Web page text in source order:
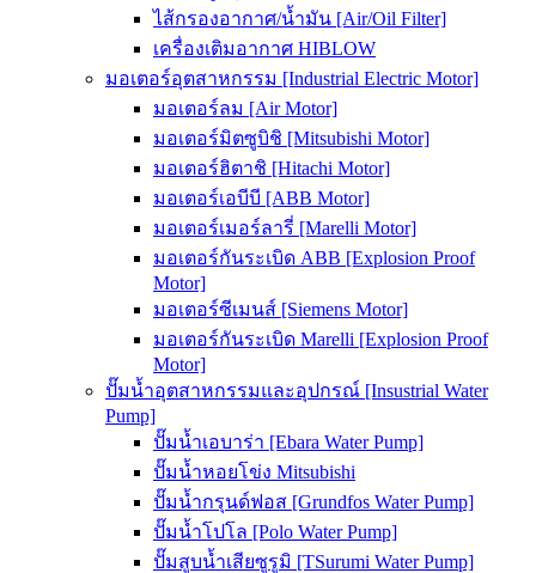
ไส้กรองอากาศ/น้ำมัน [Air/Oil Filter]
เครื่องเติมอากาศ HIBLOW
มอเตอร์อุตสาหกรรม [Industrial Electric Motor]
มอเตอร์ลม [Air Motor]
มอเตอร์มิตซูบิชิ [Mitsubishi Motor]
มอเตอร์ฮิตาชิ [Hitachi Motor]
มอเตอร์เอบีบี [ABB Motor]
มอเตอร์เมอร์ลารี่ [Marelli Motor]
มอเตอร์กันระเบิด ABB [Explosion Proof
Motor]
มอเตอร์ซีเมนส์ [Siemens Motor]
มอเตอร์กันระเบิด Marelli [Explosion Proof
Motor]
ปั๊มน้ำอุตสาหกรรมและอุปกรณ์ [Insustrial Water
Pump]
ปั๊มน้ำเอบาร่า [Ebara Water Pump]
ปั๊มน้ำหอยโข่ง Mitsubishi
ปั๊มน้ำกรุนด์ฟอส [Grundfos Water Pump]
ปั๊มน้ำโปโล [Polo Water Pump]
ปั๊มสูบน้ำเสียซูรูมิ [TSurumi Water Pump]